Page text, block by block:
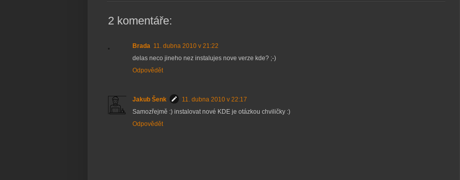
2 komentáře:
Brada 11. dubna 2010 v 21:22
delas neco jineho nez instalujes nove verze kde? ;-)
Odpovědět
Jakub Šenk
11. dubna 2010 v 22:17
Samozřejmě :) instalovat nové KDE je otázkou chviličky :)
Odpovědět